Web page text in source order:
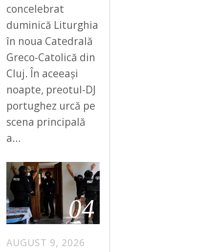
concelebrat
duminică Liturghia
în noua Catedrală
Greco-Catolică din
Cluj. În aceeași
noapte, preotul-DJ
portughez urcă pe
scena principală
a…
04
AUGUST 9, 2026